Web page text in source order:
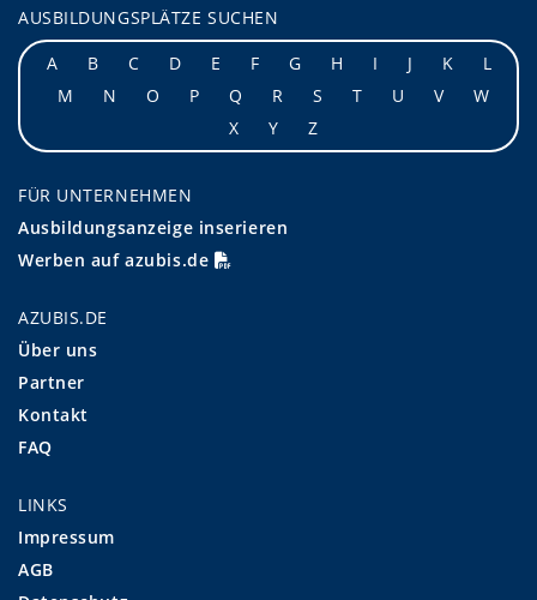
AUSBILDUNGSPLÄTZE SUCHEN
A
B C D E F G H I J K
L
M
N O P Q R S T U V
W
X
Y Z
FÜR UNTERNEHMEN
Ausbildungsanzeige inserieren
Werben auf azubis.de
AZUBIS.DE
Über uns
Partner
Kontakt
FAQ
LINKS
Impressum
AGB